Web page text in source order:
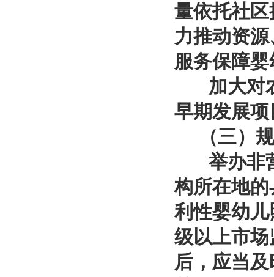
量依托社
力推动资
服务保障
加大对农
早期发展项
（三）规
举办非营
构所在地
利性婴幼
级以上市
后，应当